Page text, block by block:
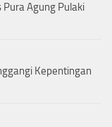
Agung Pulaki
Kepentingan